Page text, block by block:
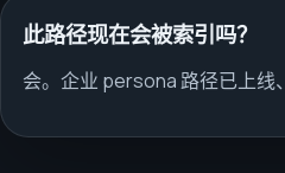
此路径现在会被索引吗？
会。企业 persona 路径已上线